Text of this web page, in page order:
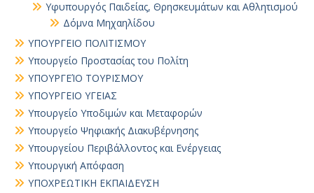
Υφυπουργός Παιδείας, Θρησκευμάτων και Αθλητισμού
Δόμνα Μηχαηλίδου
ΥΠΟΥΡΓΕΙΟ ΠΟΛΙΤΙΣΜΟΥ
Υπουργείο Προστασίας του Πολίτη
ΥΠΟΥΡΓΕΊΟ ΤΟΥΡΙΣΜΟΥ
ΥΠΟΥΡΓΕΙΟ ΥΓΕΙΑΣ
Υπουργείο Υποδιμών και Μεταφορών
Υπουργείο Ψηφιακής Διακυβέρνησης
Υπουργείου Περιβάλλοντος και Ενέργειας
Υπουργική Απόφαση
ΥΠΟΧΡΕΩΤΙΚΗ ΕΚΠΑΙΔΕΥΣΗ